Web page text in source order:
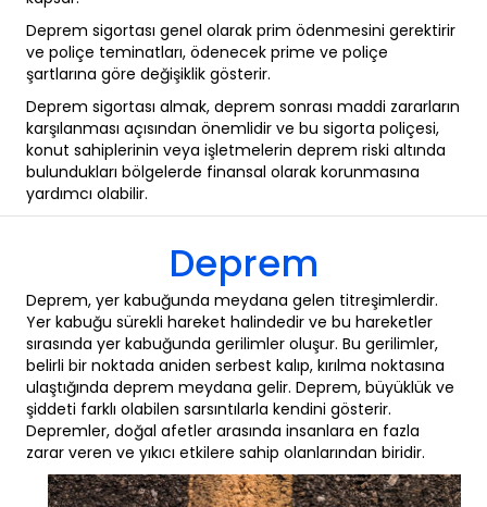
Deprem sigortası genel olarak prim ödenmesini gerektirir
ve poliçe teminatları, ödenecek prime ve poliçe
şartlarına göre değişiklik gösterir.
Deprem sigortası almak, deprem sonrası maddi zararların
karşılanması açısından önemlidir ve bu sigorta poliçesi,
konut sahiplerinin veya işletmelerin deprem riski altında
bulundukları bölgelerde finansal olarak korunmasına
yardımcı olabilir.
Deprem
Deprem, yer kabuğunda meydana gelen titreşimlerdir.
Yer kabuğu sürekli hareket halindedir ve bu hareketler
sırasında yer kabuğunda gerilimler oluşur. Bu gerilimler,
belirli bir noktada aniden serbest kalıp, kırılma noktasına
ulaştığında deprem meydana gelir. Deprem, büyüklük ve
şiddeti farklı olabilen sarsıntılarla kendini gösterir.
Depremler, doğal afetler arasında insanlara en fazla
zarar veren ve yıkıcı etkilere sahip olanlarından biridir.